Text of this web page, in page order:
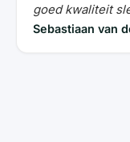
goed kwaliteit
Sebastiaan van